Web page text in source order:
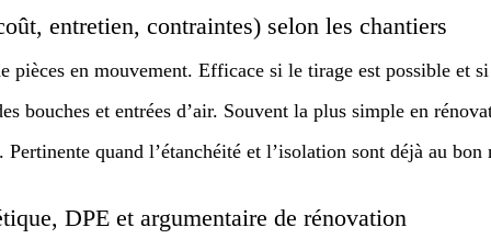
entretien, contraintes) selon les chantiers
pièces en mouvement. Efficace si le tirage est possible et
et entrées d’air. Souvent la plus simple en
quand l’étanchéité et l’isolation sont déjà au bon
DPE et argumentaire de rénovation